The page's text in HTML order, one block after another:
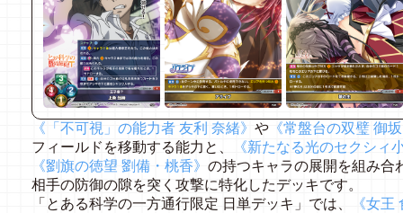
《「不可視」の能力者 友利 奈緒》 や 《常盤台の双璧 御
フィールドを移動する能力と、
《新たなる光のセクシィ
《劉旗の徳望 劉備・桃香》 の持つキャラの展開を組み合
相手の防御の隙を突く攻撃に特化したデッキです。
「とある科学の一方通行限定 日単デッキ」では、
《女王